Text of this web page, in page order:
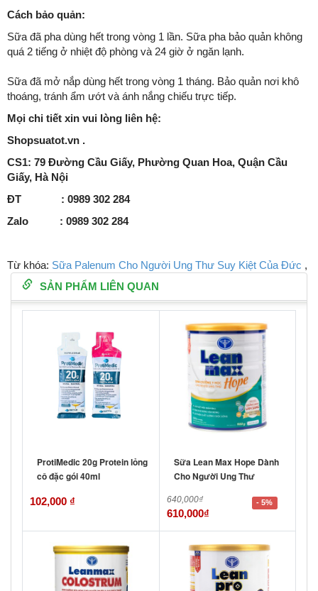
Cách bảo quản:
Sữa đã pha dùng hết trong vòng 1 lần. Sữa pha bảo quản không
quá 2 tiếng ở nhiệt độ phòng và 24 giờ ở ngăn lạnh.
Sữa đã mở nắp dùng hết trong vòng 1 tháng. Bảo quản nơi khô
thoáng, tránh ẩm ướt và ánh nắng chiếu trực tiếp.
Mọi chi tiết xin vui lòng liên hệ:
Shopsuatot.vn .
CS1: 79 Đường Cầu Giấy, Phường Quan Hoa, Quận Cầu
Giấy, Hà Nội
ĐT : 0989 302 284
Zalo : 0989 302 284
Từ khóa: Sữa Palenum Cho Người Ung Thư Suy Kiệt Của Đức ,
SẢN PHẨM LIÊN QUAN
ProtiMedic 20g Protein lỏng
cô đặc gói 40ml
102,000 ₫
Sữa Lean Max Hope Dành
Cho Người Ung Thư
640,000₫
610,000₫
- 5%